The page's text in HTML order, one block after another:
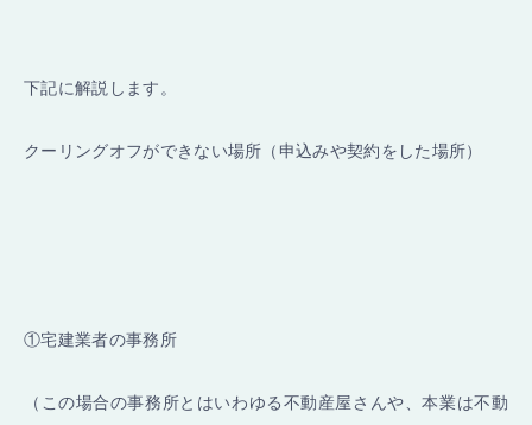
下記に解説します。
クーリングオフができない場所（申込みや契約をした場所）
①宅建業者の事務所
（この場合の事務所とはいわゆる不動産屋さんや、本業は不動